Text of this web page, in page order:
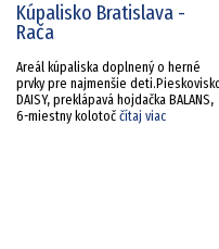
Kúpalisko Bratislava -
Rača
Areál kúpaliska doplnený o herné
prvky pre najmenšie
DAISY, preklápavá hojdačka BALANS,
6-miestny kolotoč čítaj viac